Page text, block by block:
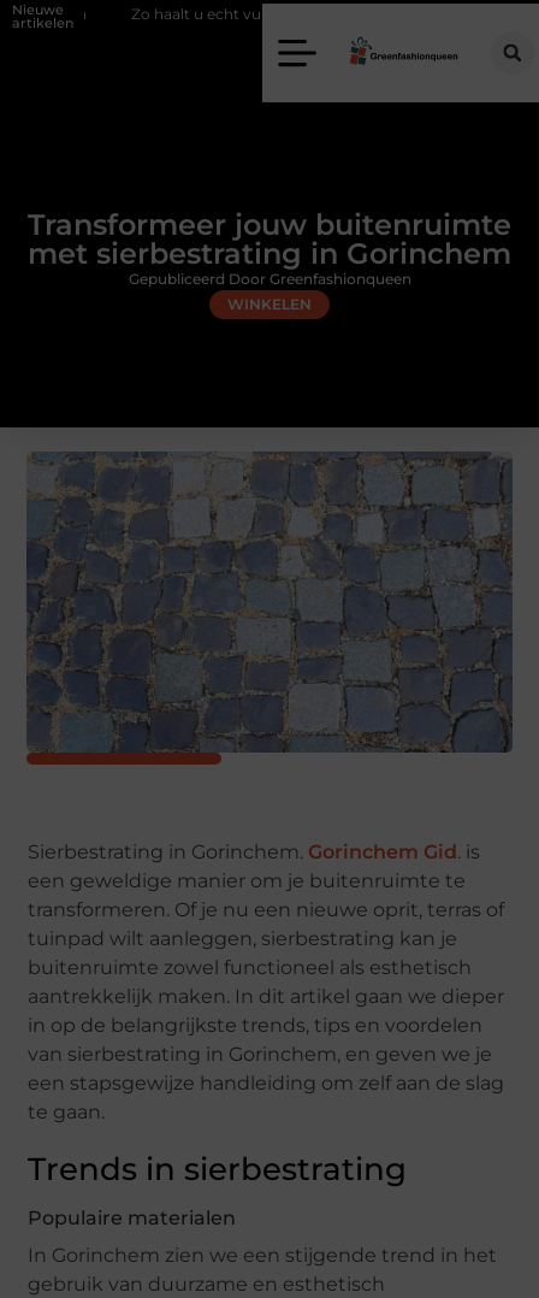
Nieuwe
artikelen
u echt vuur in huis zonder schoorsteen
Transformeer jouw buitenruimte
met sierbestrating in Gorinchem
WINKELEN
Gepubliceerd Door Greenfashionqueen
Sierbestrating in Gorinchem. Gorinchem Gid . is
een geweldige manier om je buitenruimte te
transformeren. Of je nu een nieuwe oprit, terras of
tuinpad wilt aanleggen, sierbestrating kan je
buitenruimte zowel functioneel als esthetisch
aantrekkelijk maken. In dit artikel gaan we dieper
in op de belangrijkste trends, tips en voordelen
van sierbestrating in Gorinchem, en geven we je
een stapsgewijze handleiding om zelf aan de slag
te gaan.
Trends in sierbestrating
Populaire materialen
In Gorinchem zien we een stijgende trend in het
gebruik van duurzame en esthetisch